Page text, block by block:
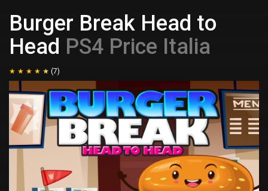
Burger Break Head to
Head PS4 Price Italia
(7)